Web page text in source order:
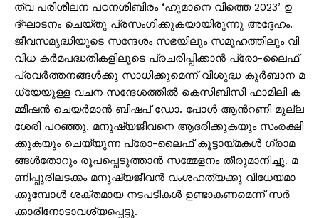
ത്വ പ​​​രി​​​ശീ​​​ല​​​ന പ​​​ഠ​​​ന​​​ശി​​​ബി​​​രം ‘ഹു​​​മാ​​​നെ വി​​​ത്തെ 2023’ ഉ​​​
ദ്ഘാ​​​ട​​​നം ചെ​​​യ്തു പ്ര​​​സം​​​ഗി​​​ക്കു​​​ക​​​യാ​​​യി​​​രു​​​ന്നു അ​​​ദ്ദേ​​​ഹം.
ജീ​​​വ​​​സ​​​മൃ​​​ദ്ധി​​​യു​​​ടെ സ​​​ന്ദേ​​​ശം സ​​​ഭ​​​യി​​​ലും സ​​​മൂ​​​ഹ​​​ത്തി​​​ലും വി​​​
വി​​​ധ ക​​​ര്‍​മ​​​പ​​​ദ്ധ​​​തി​​​ക​​​ളി​​​ലൂ​​​ടെ പ്ര​​​ച​​​രി​​​പ്പി​​​ക്കാ​​​ന്‍ പ്രോ​-​​ലൈ​​​ഫ്
പ്ര​​​വ​​​ര്‍​ത്ത​​​ന​​​ങ്ങ​​​ള്‍​ക്കു സാ​​​ധി​​​ക്കു​​​മെ​​​ന്ന് വി​​​ശു​​​ദ്ധ കു​​​ര്‍​ബാ​​​ന മ​​​
ധ്യേ​​​യു​​​ള്ള വ​​ച​​ന സ​​​ന്ദേ​​​ശ​​​ത്തി​​​ൽ കെ​​​സി​​​ബി​​​സി ഫാ​​​മി​​​ലി ക​​​
മ്മീ​​​ഷ​​​ന്‍ ചെ​​​യ​​​ര്‍​മാ​​​ന്‍ ബി​​ഷ​​പ് ഡോ. ​​​പോ​​​ള്‍ ആ​​​ന്‍റ​​​ണി മു​​​ല്ല​​​
ശേ​​​രി പ​​​റ​​​ഞ്ഞു. മ​​നു​​​ഷ്യ​​​ജീ​​​വ​​​നെ ആ​​​ദ​​​രി​​​ക്കു​​​ക​​​യും സം​​​ര​​​ക്ഷി​​​
ക്കു​​​ക​​​യും ചെ​​​യ്യു​​​ന്ന പ്രോ​-​​ലൈ​​​ഫ് കൂ​​​ട്ടാ​​​യ്മ​​​ക​​​ള്‍ ഗ്രാ​​​മ​​​
ങ്ങ​​​ള്‍​തോ​​​റും രൂ​​​പ​​​പ്പെ​​​ടു​​​ത്താ​​​ന്‍ സ​​​മ്മേ​​​ള​​​നം തീ​​​രു​​​മാ​​​നി​​​ച്ചു. മ​​​
ണി​​​പ്പു​​​രി​​​ല​​​ട​​​ക്കം മ​​​നു​​​ഷ്യ​​​ജീ​​​വ​​​ന്‍ വം​​​ശ​​​ഹ​​​ത്യ​​​ക്കു വി​​​ധേ​​​യ​​​മാ​​​
ക്കു​​​മ്പോ​​​ള്‍ ശ​​​ക്ത​​​മാ​​​യ ന​​​ട​​​പ​​​ടി​​​ക​​​ള്‍ ഉ​​​ണ്ടാ​​​ക​​​ണ​​​മെ​​​ന്ന് സ​​​ര്‍​
ക്കാ​​​രി​​​നോ​​​ടാ​​വ​​ശ്യ​​പ്പെ​​ട്ടു.